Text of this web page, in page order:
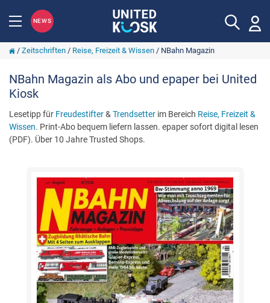
NEWS
/ Zeitschriften/ Reise, Freizeit & Wissen/ NBahn Magazin
NBahn Magazin als Abo und epaper bei United
Kiosk
Lesetipp für Freudestifter& Trendsetter im Bereich Reise, Freizeit &
Wissen. Print-Abo bequem liefern lassen. epaper sofort digital lesen
(PDF). Über 10 Jahre Trusted Shops.